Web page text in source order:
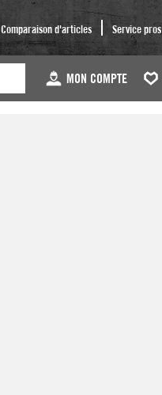
Comparaison d'articles Service pros
MON COMPTE